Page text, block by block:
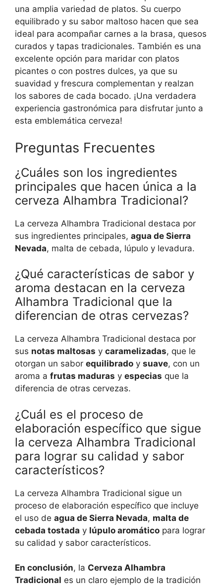
una amplia variedad de platos. Su cuerpo
equilibrado y su sabor maltoso hacen que sea
ideal para acompañar carnes a la brasa, quesos
curados y tapas tradicionales. También es una
excelente opción para maridar con platos
picantes o con postres dulces, ya que su
suavidad y frescura complementan y realzan
los sabores de cada bocado. ¡Una verdadera
experiencia gastronómica para disfrutar junto a
esta emblemática cerveza!
Preguntas Frecuentes
¿Cuáles son los ingredientes
principales que hacen única a la
cerveza Alhambra Tradicional?
La cerveza Alhambra Tradicional destaca por
sus ingredientes principales, agua de Sierra
Nevada, malta de cebada, lúpulo y levadura.
¿Qué características de sabor y
aroma destacan en la cerveza
Alhambra Tradicional que la
diferencian de otras cervezas?
La cerveza Alhambra Tradicional destaca por
sus notas maltosas y caramelizadas, que le
otorgan un sabor equilibrado y suave, con un
aroma a frutas maduras y especias que la
diferencia de otras cervezas.
¿Cuál es el proceso de
elaboración específico que sigue
la cerveza Alhambra Tradicional
para lograr su calidad y sabor
característicos?
La cerveza Alhambra Tradicional sigue un
proceso de elaboración específico que incluye
el uso de agua de Sierra Nevada, malta de
cebada tostada y lúpulo aromático para lograr
su calidad y sabor característicos.
En conclusión, la Cerveza Alhambra
Tradicional es un claro ejemplo de la tradición